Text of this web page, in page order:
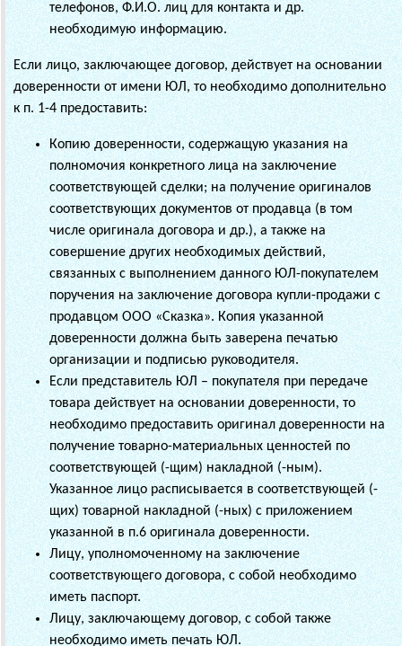
телефонов, Ф.И.О. лиц для контакта и др.
необходимую информацию.
Если лицо, заключающее договор, действует на основании
доверенности от имени ЮЛ, то необходимо дополнительно
к п. 1-4 предоставить:
Копию доверенности, содержащую указания на
полномочия конкретного лица на заключение
соответствующей сделки; на получение оригиналов
соответствующих документов от продавца (в том
числе оригинала договора и др.), а также на
совершение других необходимых действий,
связанных с выполнением данного ЮЛ-покупателем
поручения на заключение договора купли-продажи с
продавцомООО «Сказка». Копия указанной
доверенности должна быть заверена печатью
организации и подписью руководителя.
Если представитель ЮЛ – покупателя при передаче
товара действует на основании доверенности, то
необходимо предоставить оригинал доверенности на
получение товарно-материальных ценностей по
соответствующей (-щим) накладной (-ным).
Указанное лицо расписывается в соответствующей (-
щих) товарной накладной (-ных) с приложением
указанной в п.6 оригинала доверенности.
Лицу, уполномоченному на заключение
соответствующего договора, с собой необходимо
иметь паспорт.
Лицу, заключающему договор, с собой также
необходимо иметь печать ЮЛ.